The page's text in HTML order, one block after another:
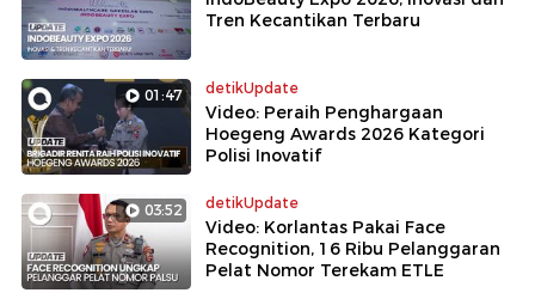
Tren Kecantikan Terbaru
01:47 detikUpdate
Video: Peraih Penghargaan
Hoegeng Awards 2026 Kategori
Polisi Inovatif
03:52 detikUpdate
Video: Korlantas Pakai Face
Recognition, 16 Ribu Pelanggaran
Pelat Nomor Terekam ETLE